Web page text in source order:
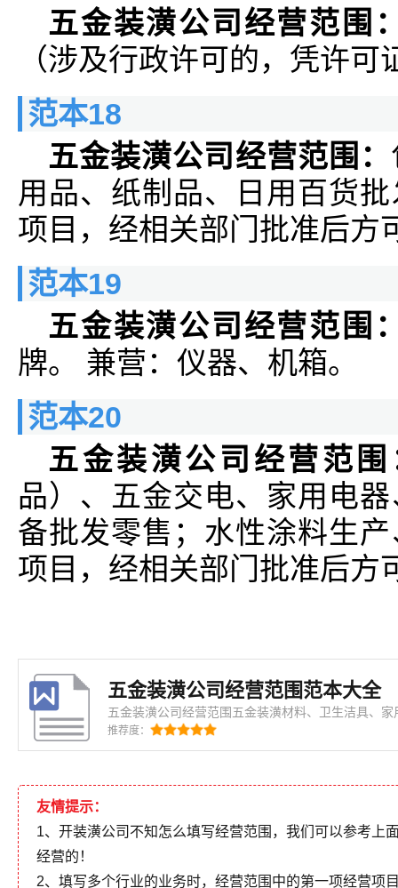
五金装潢公司经营范围
（涉及行政许可的，凭许可
范本18
五金装潢公司经营范围：
用品、纸制品、日用百货
项目，经相关部门批准后方
范本19
五金装潢公司经营范围
牌。 兼营：仪器、机箱。
范本20
五金装潢公司经营范围
品）、五金交电、家用电
备批发零售；水性涂料生
项目，经相关部门批准后方
五金装潢公司经营范围范本大全
五金装潢公司经营范围五金装潢材料、卫生洁具、
制品、汽摩配件、日用百货。【依法须经批准的项
营活动】 五金装潢公司经营范围五金、装饰材料批发零售。（依法须经批准的项
推荐度：
友情提示：
1、开装潢公司不知怎么填写经营范围，我们可以参考上
经营的！
2、填写多个行业的业务时，经营范围中的第一项经营项